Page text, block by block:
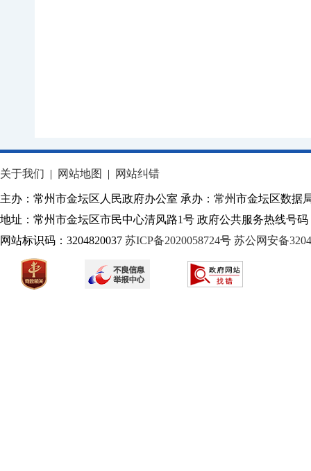
关于我们 | 网站地图 | 网站纠错
主办：常州市金坛区人民政府办公室 承办：常州市金坛区数据
地址：常州市金坛区市民中心清风路1号 政府公共服务热线号码
网站标识码：3204820037 苏ICP备2020058724号 苏公网安备